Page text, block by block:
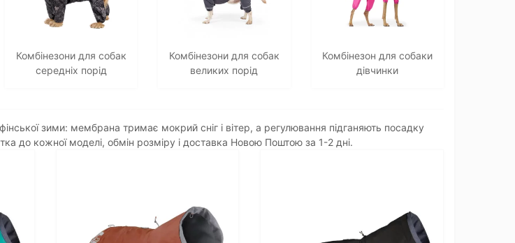
Комбінезони для собак
середніх порід
Комбінезони для собак
великих порід
Комбінезон для собаки
дівчинки
зими: мембрана тримає мокрий сніг і вітер, а регулювання підганяють посадку
до кожної моделі, обмін розміру і доставка Новою Поштою за 1-2 дні.